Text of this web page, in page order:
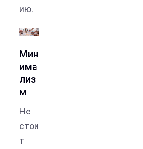
ию.
Мин
има
лиз
м
Не
стои
т